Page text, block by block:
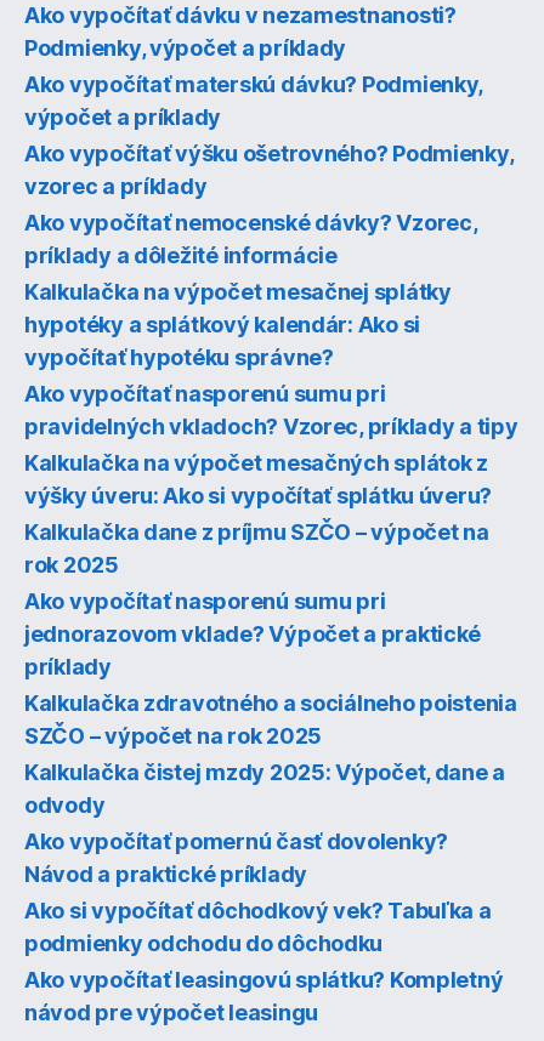
Ako vypočítať dávku v nezamestnanosti?
Podmienky, výpočet a príklady
Ako vypočítať materskú dávku? Podmienky,
výpočet a príklady
Ako vypočítať výšku ošetrovného? Podmienky,
vzorec a príklady
Ako vypočítať nemocenské dávky? Vzorec,
príklady a dôležité informácie
Kalkulačka na výpočet mesačnej splátky
hypotéky a splátkový kalendár: Ako si
vypočítať hypotéku správne?
Ako vypočítať nasporenú sumu pri
pravidelných vkladoch? Vzorec, príklady a tipy
Kalkulačka na výpočet mesačných splátok z
výšky úveru: Ako si vypočítať splátku úveru?
Kalkulačka dane z príjmu SZČO – výpočet na
rok 2025
Ako vypočítať nasporenú sumu pri
jednorazovom vklade? Výpočet a praktické
príklady
Kalkulačka zdravotného a sociálneho poistenia
SZČO – výpočet na rok 2025
Kalkulačka čistej mzdy 2025: Výpočet, dane a
odvody
Ako vypočítať pomernú časť dovolenky?
Návod a praktické príklady
Ako si vypočítať dôchodkový vek? Tabuľka a
podmienky odchodu do dôchodku
Ako vypočítať leasingovú splátku? Kompletný
návod pre výpočet leasingu